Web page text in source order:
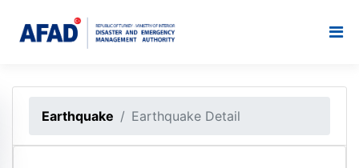
Earthquake Earthquake Detail